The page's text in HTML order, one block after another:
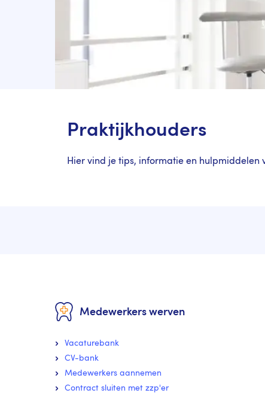
Praktijkhouders
Hier vind je tips, informatie en
Medewerkers werven
Vacaturebank
CV-bank
Medewerkers aannemen
Contract sluiten met zzp'er